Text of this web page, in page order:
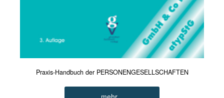
Praxis-Handbuch der PERSONENGESELLSCHAFTEN